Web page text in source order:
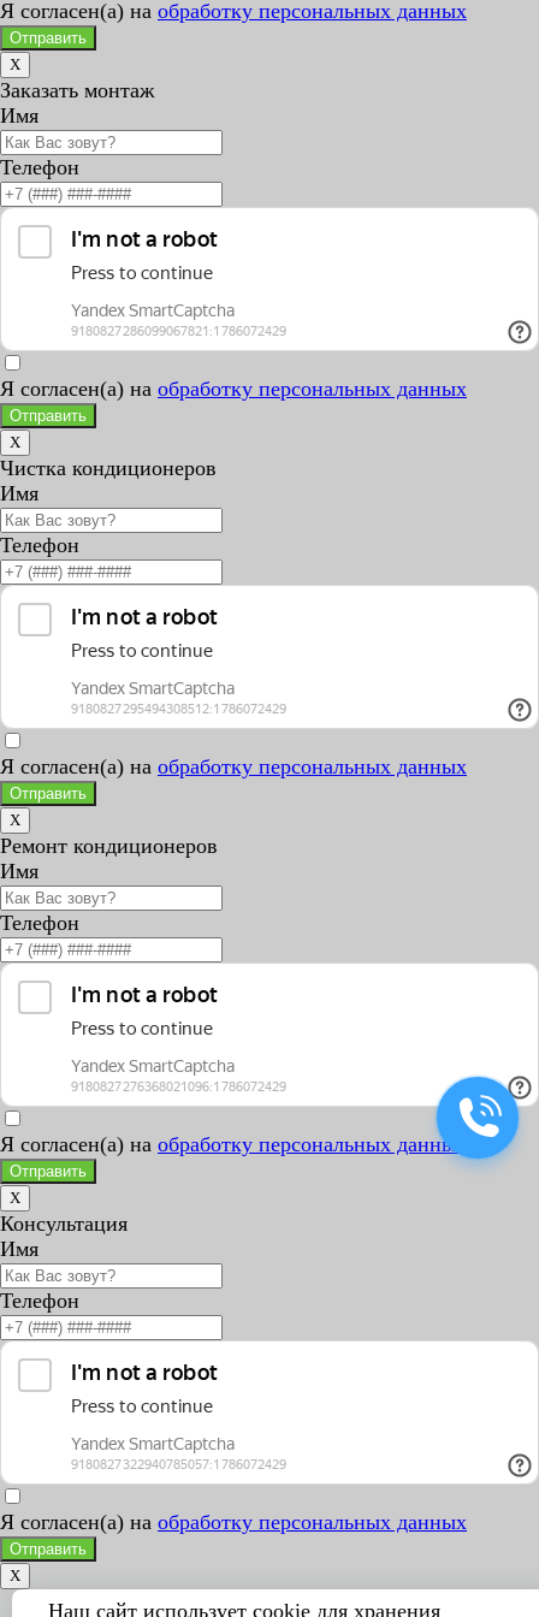
Я согласен(а) на обработку персональных данных
Отправить
X
Заказать монтаж
Имя
Телефон
Я согласен(а) на обработку персональных данных
Отправить
X
Чистка кондиционеров
Имя
Телефон
Я согласен(а) на обработку персональных данных
Отправить
X
Ремонт кондиционеров
Имя
Телефон
Я согласен(а) на обработку персональных данных
Отправить
X
Консультация
Имя
Телефон
Я согласен(а) на обработку персональных данных
Отправить
X
Наш сайт использует cookie для хранения